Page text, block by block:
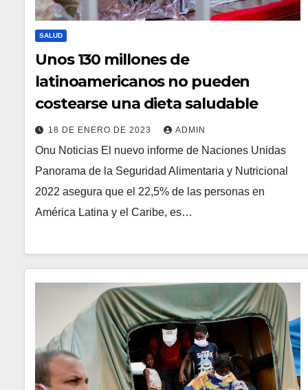
SALUD
Unos 130 millones de
latinoamericanos no pueden
costearse una dieta saludable
18 DE ENERO DE 2023 ADMIN
Onu Noticias El nuevo informe de Naciones Unidas
Panorama de la Seguridad Alimentaria y Nutricional
2022 asegura que el 22,5% de las personas en
América Latina y el Caribe, es…